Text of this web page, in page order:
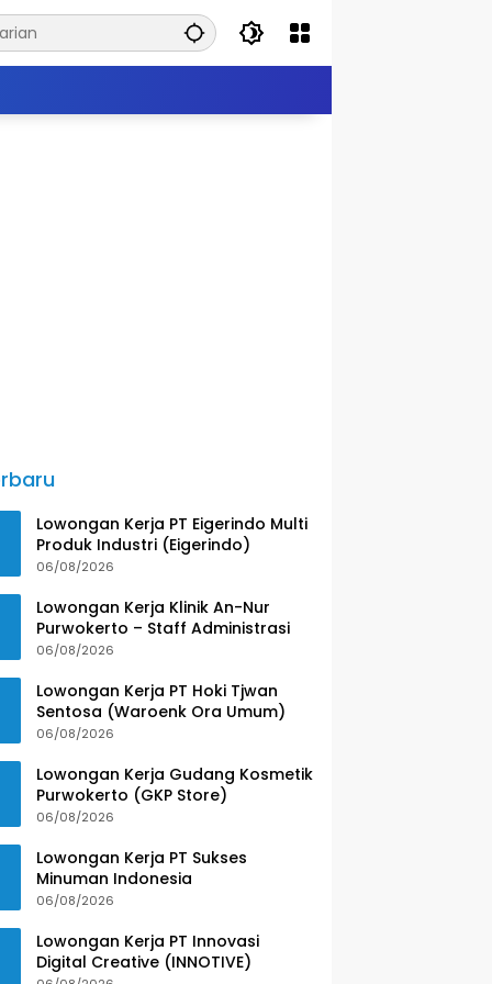
Lowongan Kerja PT Eigerindo Multi
Produk Industri (Eigerindo)
06/08/2026
Lowongan Kerja Klinik An-Nur
Purwokerto – Staff Administrasi
06/08/2026
Lowongan Kerja PT Hoki Tjwan
Sentosa (Waroenk Ora Umum)
06/08/2026
Lowongan Kerja Gudang Kosmetik
Purwokerto (GKP Store)
06/08/2026
Lowongan Kerja PT Sukses
Minuman Indonesia
06/08/2026
Lowongan Kerja PT Innovasi
Digital Creative (INNOTIVE)